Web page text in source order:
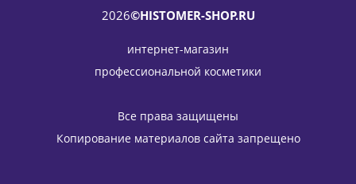
2026©HISTOMER-SHOP.RU
интернет-магазин
профессиональной косметики
Все права защищены
Копирование материалов сайта запрещено